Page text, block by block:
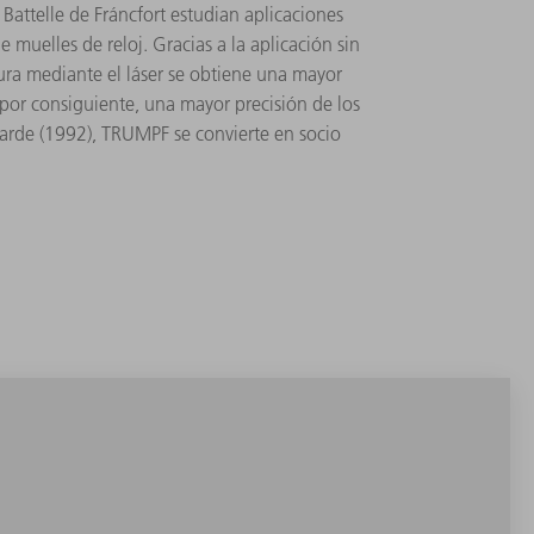
de Fráncfort estudian aplicaciones
muelles de reloj. Gracias a la aplicación sin
mediante el láser se obtiene una mayor
consiguiente, una mayor precisión de los
(1992), TRUMPF se convierte en socio